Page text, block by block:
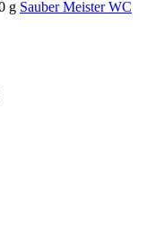
Sauber Meister WC